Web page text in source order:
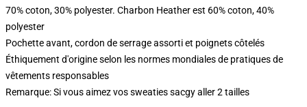
70% coton, 30% polyester. Charbon Heather est 60% coton, 40%
polyester
Pochette avant, cordon de serrage assorti et poignets côtelés
Éthiquement d'origine selon les normes mondiales de pratiques de
vêtements responsables
Remarque: Si vous aimez vos sweaties sacgy aller 2 tailles